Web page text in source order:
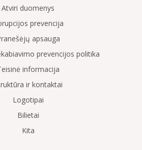
Atviri duomenys
prevencija
apsauga
prevencijos politika
informacija
ir kontaktai
Logotipai
Bilietai
Kita